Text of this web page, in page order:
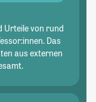
Urteile von rund
Das
aus externen